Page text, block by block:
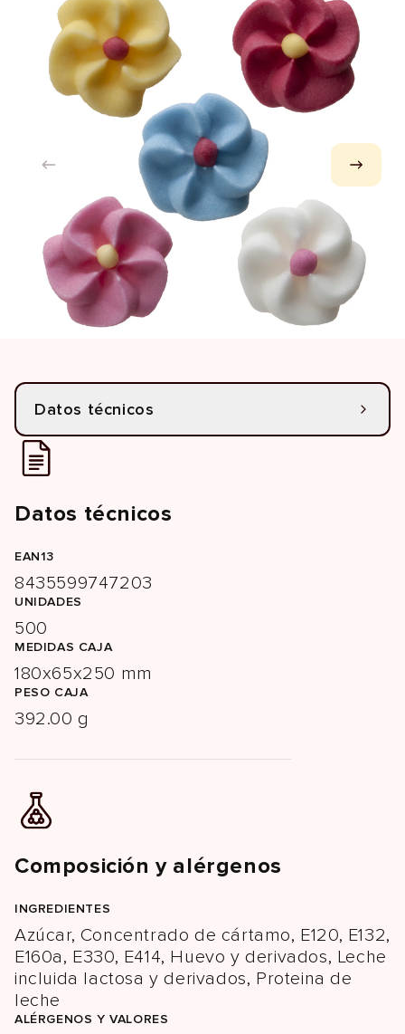
Datos técnicos
Datos técnicos
EAN13
8435599747203
UNIDADES
500
MEDIDAS CAJA
180x65x250 mm
PESO CAJA
392.00 g
Composición y alérgenos
INGREDIENTES
Azúcar, Concentrado de cártamo, E120, E132,
E160a, E330, E414, Huevo y derivados, Leche
incluida lactosa y derivados, Proteina de
leche
ALÉRGENOS Y VALORES